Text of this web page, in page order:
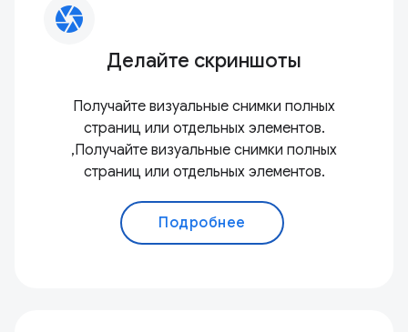
camera
Делайте скриншоты
Получайте визуальные снимки полных
страниц или отдельных элементов.
,Получайте визуальные снимки полных
страниц или отдельных элементов.
Подробнее